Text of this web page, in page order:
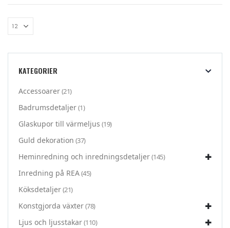
KATEGORIER
Accessoarer(21)
Badrumsdetaljer(1)
Glaskupor till värmeljus (19)
Guld dekoration (37)
Heminredning och inredningsdetaljer(145)
Inredning på REA(45)
Köksdetaljer(21)
Konstgjorda växter(78)
Ljus och ljusstakar(110)